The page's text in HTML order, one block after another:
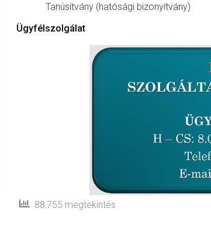
Tanúsítvány (hatósági bizonyítvány)
Ügyfélszolgálat
88,755 megtekintés